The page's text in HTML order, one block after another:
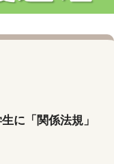
に「関係法規」